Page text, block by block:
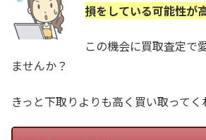
損をしている可能性が
この機会に買取査定で
ませんか？
きっと下取りよりも高く買い取ってく